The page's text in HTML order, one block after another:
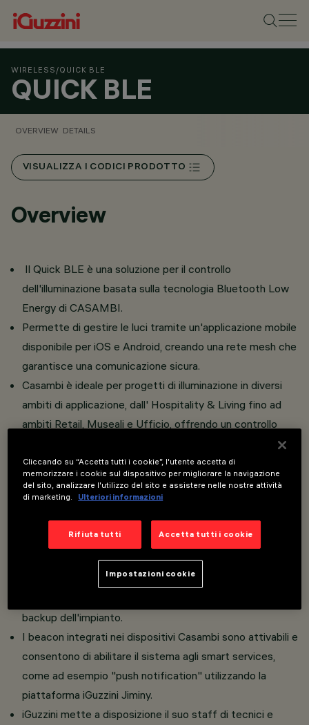
WIRELESS /QUICK BLE
QUICK BLE
OVERVIEW DETAILS
VISUALIZZA I CODICI PRODOTTO
Overview
Il Quick BLE è una soluzione per il controllo
dell'illuminazione basata sulla tecnologia Bluetooth Low
Energy di CASAMBI.
Permette di gestire le luci tramite un'applicazione mobile
disponibile per iOS e Android, creando una rete mesh che
garantisce una comunicazione sicura.
Casambi è ideale per progetti di illuminazione in diversi
ambiti di applicazione, dall' Hospitality & Living fino ad
ambiti Retail, Museali e Ufficio, offrendo un controllo
Sono disponibili sensori di movimento e lux per binari a
tensione di rete e 48V così come pulsanti e interfacce
Bluetooth-DALI per la creazione di reti ibride. I
dispositivi Casambi comunicano con gli apparecchi di
illuminazione dotati di tecnologia Casambi integrata.
Tutte le varie configurazioni di programmazione, gli
scenari, i gruppi creati, i profili degli utenti sono salvati in
backup dell'impianto.
I beacon integrati nei dispositivi Casambi sono attivabili e
consentono di abilitare il sistema agli smart services,
come ad esempio "push notification" utilizzando la
piattaforma iGuzzini Jiminy.
iGuzzini mette a disposizione il suo staff di tecnici e
Cliccando su “Accetta tutti i cookie”, l'utente accetta di
memorizzare i cookie sul dispositivo per migliorare la navigazione
del sito, analizzare l'utilizzo del sito e assistere nelle nostre attività
di marketing.
Ulteriori informazioni
Rifiuta tutti Accetta tutti i cookie
Impostazioni cookie